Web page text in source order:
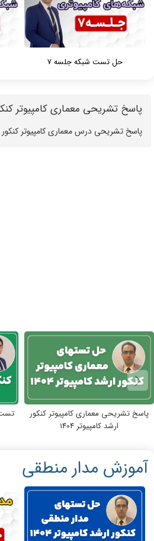
حل تست شبکه جلسه 7
پاسخ تشریحی معماری کامپیوتر کنکور
‪‪‪‪‪‪‪‪‪‪‪‪‪‪‪پاسخ تشریحی درس معماری کامپیوتر کنکور ارشد
پاسخ تشریحی معماری کامپیوتر کنکور
ارشد کامپیوتر 1404
تست
آموزش مدار منطقی